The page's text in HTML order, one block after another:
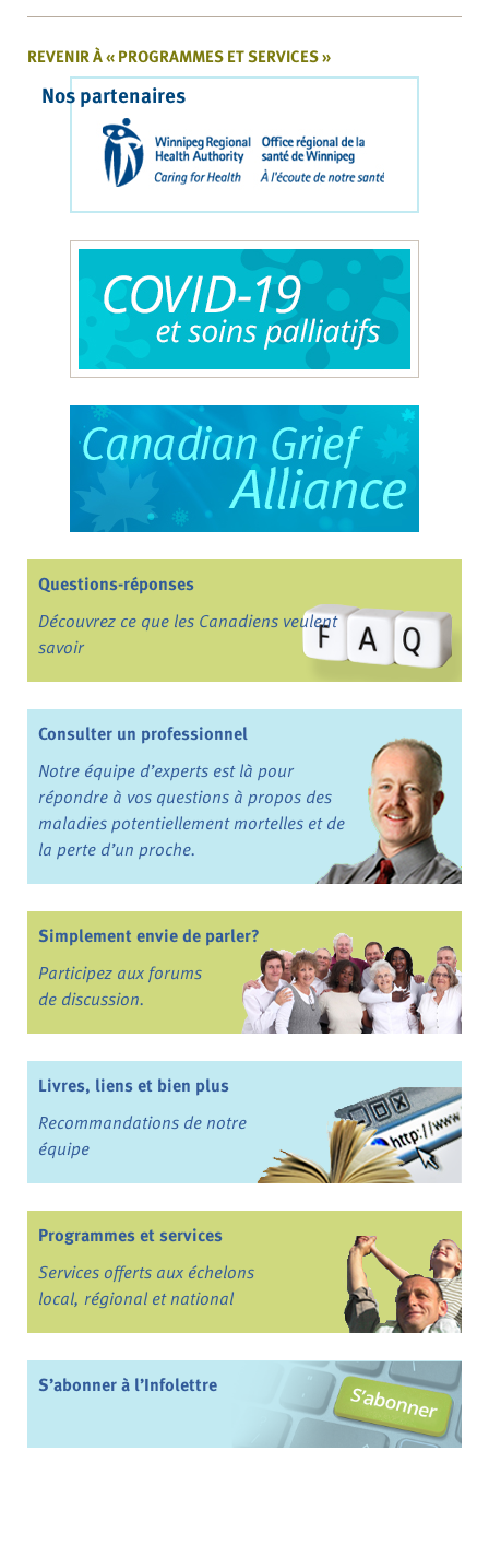
REVENIR À « PROGRAMMES ET SERVICES »
Nos partenaires
Questions-réponses
Découvrez ce que les Canadiens veulent
savoir
Consulter un professionnel
Notre équipe d’experts est là pour
répondre à vos questions à propos des
maladies potentiellement mortelles et de
la perte d’un proche.
Simplement envie de parler?
Participez aux forums
de discussion.
Livres, liens et bien plus
Recommandations de notre
équipe
Programmes et services
Services offerts aux échelons
local, régional et national
S’abonner à l’Infolettre